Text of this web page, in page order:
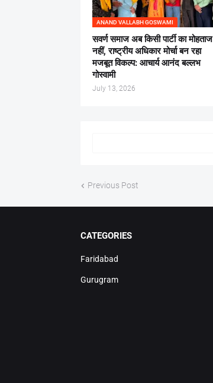
ANAND VALLABH GOSWAMI
सवर्ण समाज अब किसी पार्टी का मोहताज
नहीं, राष्ट्रीय अधिकार मोर्चा बन रहा
मजबूत विकल्प: आचार्य आनंद बल्लभ
गोस्वामी
July 13, 2026
Previous Post
CATEGORIES
Faridabad
Gurugram